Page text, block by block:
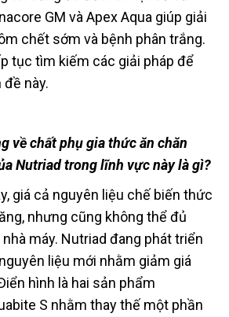
GM và Apex Aqua giúp giải
chết sớm và bệnh phân trắng.
tục tìm kiếm các giải pháp để
này.
về chất phụ gia thức ăn chăn
Nutriad trong lĩnh vực này là gì?
giá cả nguyên liệu chế biến thức
nhưng cũng không thể đủ
máy. Nutriad đang phát triển
liệu mới nhằm giảm giá
hình là hai sản phẩm
S nhằm thay thế một phần